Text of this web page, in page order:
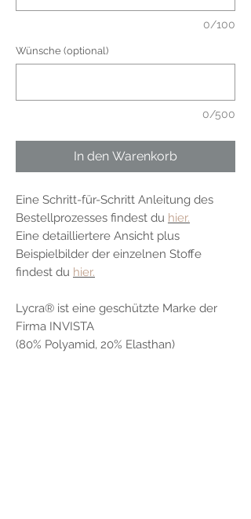
0/100
Wünsche (optional)
0/500
In den Warenkorb
Eine Schritt-für-Schritt Anleitung des
Bestellprozesses findest du hier.
Eine detailliertere Ansicht plus
Beispielbilder der einzelnen Stoffe
findest du hier.
Lycra® ist eine geschützte Marke der
Firma INVISTA
(80% Polyamid, 20% Elasthan)